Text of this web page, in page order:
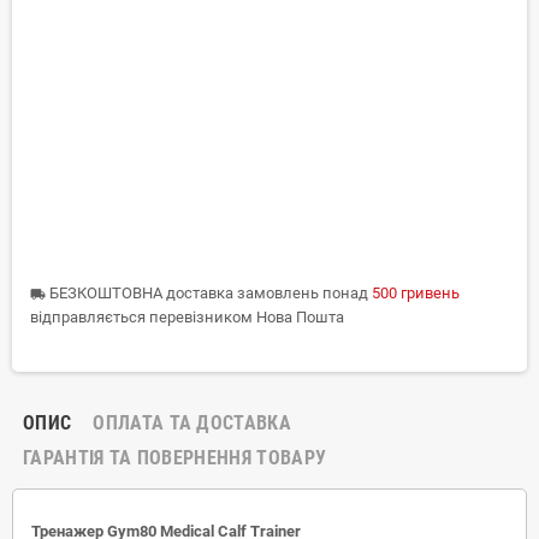
local_shipping БЕЗКОШТОВНА доставка замовлень понад 500 гривень
відправляється перевізником Нова Пошта
ОПИС
ОПЛАТА ТА ДОСТАВКА
ГАРАНТІЯ ТА ПОВЕРНЕННЯ ТОВАРУ
Тренажер Gym80 Medical Calf Trainer